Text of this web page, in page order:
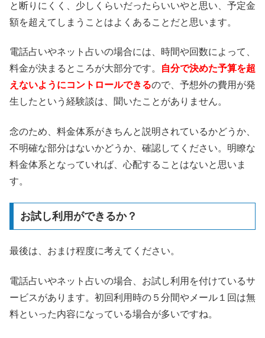
と断りにくく、少しくらいだったらいいやと思い、予定金
額を超えてしまうことはよくあることだと思います。
電話占いやネット占いの場合には、時間や回数によって、
料金が決まるところが大部分です。
自分で決めた予算を超
えないようにコントロールできるので、予想外の費用が発
生したという経験談は、聞いたことがありません。
念のため、料金体系がきちんと説明されているかどうか、
不明確な部分はないかどうか、確認してください。明瞭な
料金体系となっていれば、心配することはないと思いま
す。
お試し利用ができるか？
最後は、おまけ程度に考えてください。
電話占いやネット占いの場合、お試し利用を付けているサ
ービスがあります。初回利用時の５分間やメール１回は無
料といった内容になっている場合が多いですね。